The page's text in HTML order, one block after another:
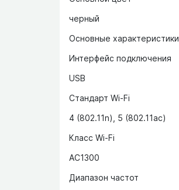
черный
Основные характеристики
Интерфейс подключения
USB
Стандарт Wi-Fi
4 (802.11n), 5 (802.11ac)
Класс Wi-Fi
AC1300
Диапазон частот